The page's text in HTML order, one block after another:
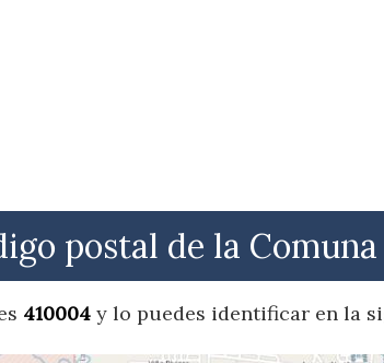
postal de la Comuna
410004 y lo puedes identificar en la